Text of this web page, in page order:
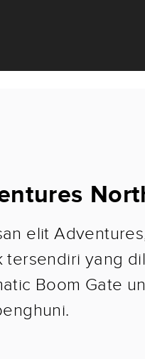
elit
tersendiri yang
Boom Gate